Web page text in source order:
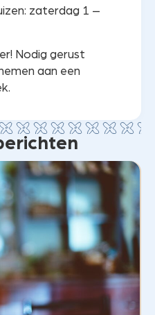
zaterdag 1 –
Nodig gerust
aan een